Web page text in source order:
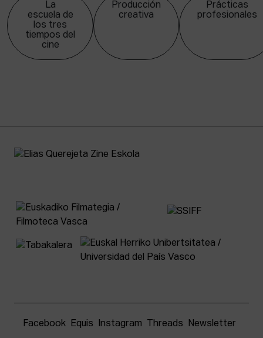
La
escuela de
los tres
tiempos del
cine
Producción
creativa
Prácticas
profesionales
Facebook Equis Instagram Threads Newsletter